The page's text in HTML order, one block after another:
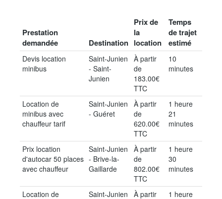
Prestation
demandée
Destination
Prix de
la
location
Temps
de trajet
estimé
Devis location
minibus
Saint-Junien
- Saint-
Junien
À partir
de
183.00€
TTC
10
minutes
Location de
minibus avec
chauffeur tarif
Saint-Junien
- Guéret
À partir
de
620.00€
TTC
1 heure
21
minutes
Prix location
d'autocar 50 places
avec chauffeur
Saint-Junien
- Brive-la-
Gaillarde
À partir
de
802.00€
TTC
1 heure
30
minutes
Location de
Saint-Junien
À partir
1 heure